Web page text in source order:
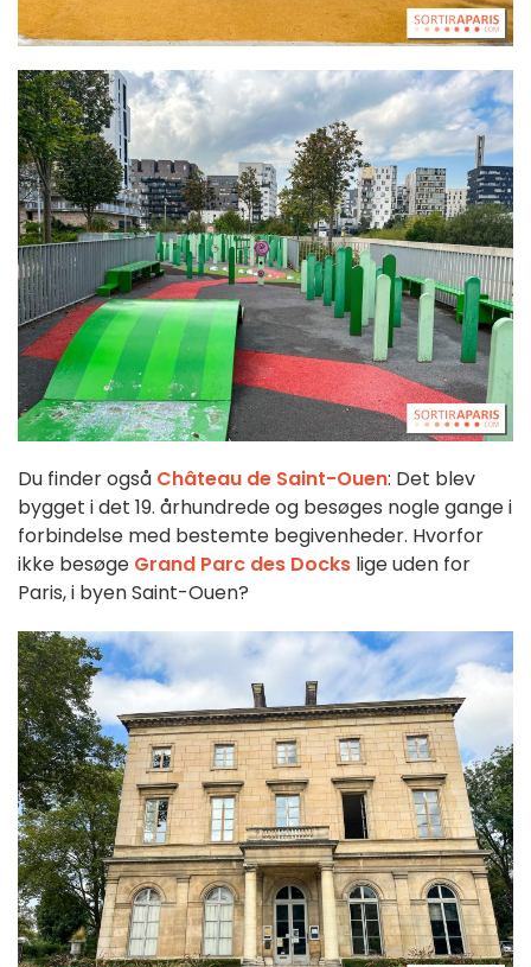
Du finder også Château de Saint-Ouen: Det blev
bygget i det 19. århundrede og besøges nogle gange i
forbindelse med bestemte begivenheder. Hvorfor
ikke besøge Grand Parc des Docks lige uden for
Paris, i byen Saint-Ouen?